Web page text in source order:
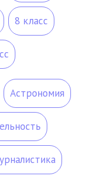
8 класс
Астрономия